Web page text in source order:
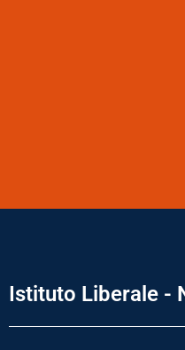
Istituto Liberale -